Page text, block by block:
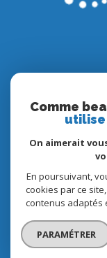
Plan du
Comme
utilise
On aimerait
En poursuivant,
cookies par ce
contenus adaptés
PARAMÉTRER